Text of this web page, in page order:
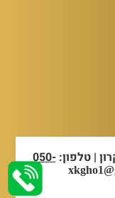
| טלפון:050-